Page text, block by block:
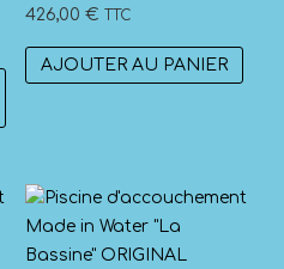
page
du
du
426,00 € TTC
AJOUTER AU PANIER